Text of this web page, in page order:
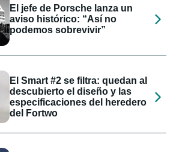
El jefe de Porsche lanza un
aviso histórico: “Así no
podemos sobrevivir”
El Smart #2 se filtra: quedan al
descubierto el diseño y las
especificaciones del heredero
del Fortwo